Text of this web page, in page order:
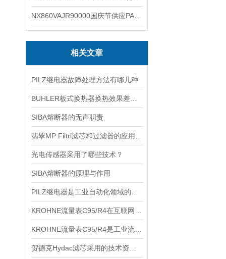
相关文章
PILZ继电器故障处理方法有哪几种
SIBA熔断器的无声职责
光电传感器采用了哪些技术？
SIBA熔断器的原理与作用